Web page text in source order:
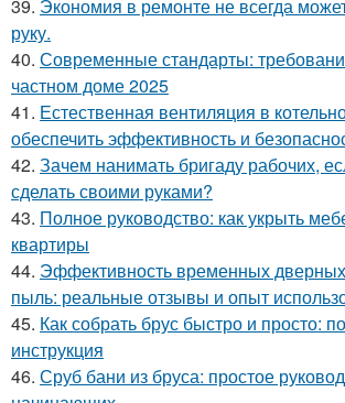
39. Экономия в ремонте не всегда
руку.
40. Современные стандарты:
частном доме 2025
41. Естественная вентиляция в
обеспечить эффективность и
42. Зачем нанимать бригаду рабочих,
сделать своими руками?
43. Полное руководство: как укрыть
квартиры
44. Эффективность временных
пыль: реальные отзывы и опыт
45. Как собрать брус быстро и просто:
инструкция
46. Сруб бани из бруса: простое